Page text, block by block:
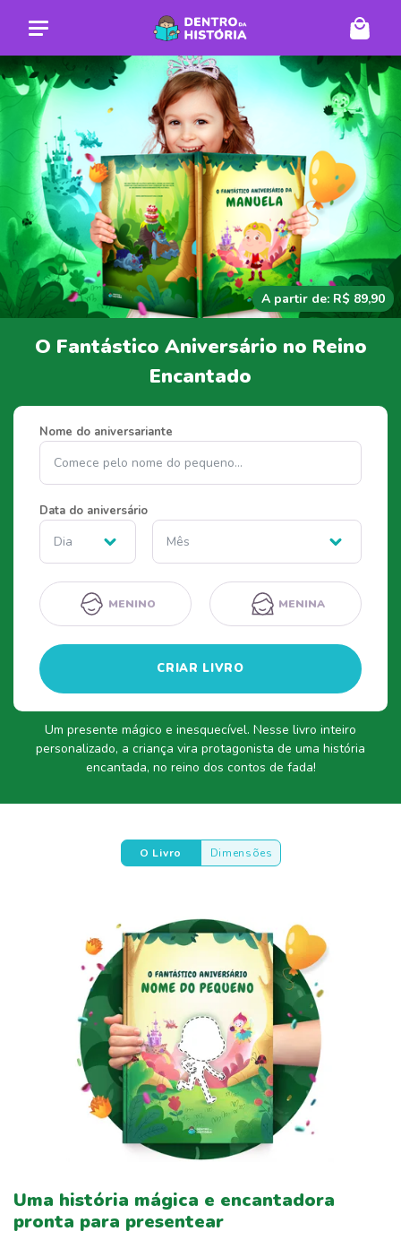
A partir de: R$ 89,90
O Fantástico Aniversário no Reino
Encantado
Nome
Nome do aniversariante
Data do aniversário
Dia do aniversário Mês do aniversário
MENINO MENINA
CRIAR LIVRO
Um presente mágico e inesquecível. Nesse livro inteiro
personalizado, a criança vira protagonista de uma história
encantada, no reino dos contos de fada!
O Livro Dimensões
Uma história mágica e encantadora
pronta para presentear